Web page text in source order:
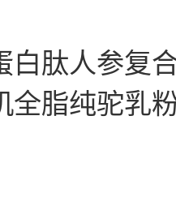
白肽人参复
全脂纯驼乳